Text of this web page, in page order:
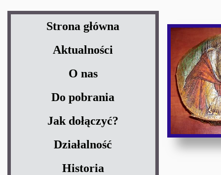
Strona główna
Aktualności
O nas
Do pobrania
Jak dołączyć?
Działalność
Historia